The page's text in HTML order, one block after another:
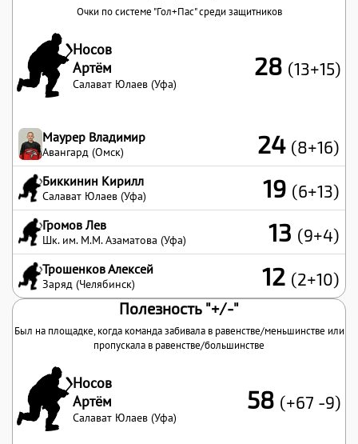
Очки по системе "Гол+Пас" среди защитников
Носов
Артём
Салават Юлаев (Уфа)
28 (13+15)
Маурер Владимир
Авангард (Омск) 24 (8+16)
Биккинин Кирилл
Салават Юлаев (Уфа) 19 (6+13)
Громов Лев
Шк. им. М.М. Азаматова (Уфа) 13 (9+4)
Трошенков Алексей
Заряд (Челябинск) 12 (2+10)
Полезность "+/-"
Был на площадке, когда команда забивала в равенстве/меньшинстве или
пропускала в равенстве/большинстве
Носов
Артём
Салават Юлаев (Уфа)
58 (+67 -9)